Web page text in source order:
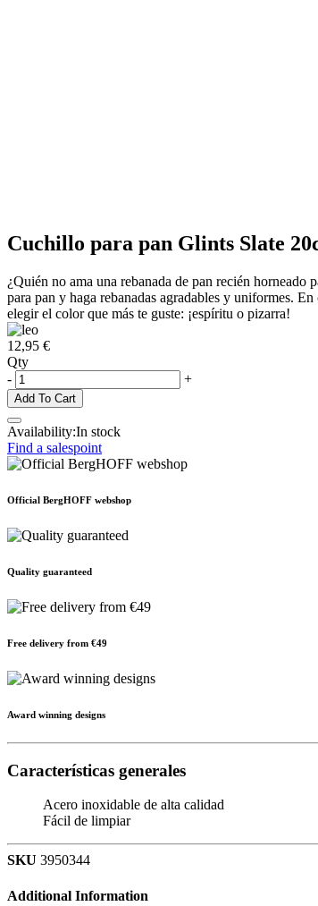
Cuchillo para pan Glints Slate
¿Quién no ama una rebanada de pan recién horneado
para pan y haga rebanadas agradables y uniformes.
elegir el color que más te guste: ¡espíritu o pizarra!
12,95 €
Qty
-
+
Add To Cart
Availability:In stock
Find a salespoint
Official BergHOFF webshop
Quality guaranteed
Free delivery from €49
Award winning designs
Características generales
Acero inoxidable de alta calidad
Fácil de limpiar
SKU 3950344
Additional Information